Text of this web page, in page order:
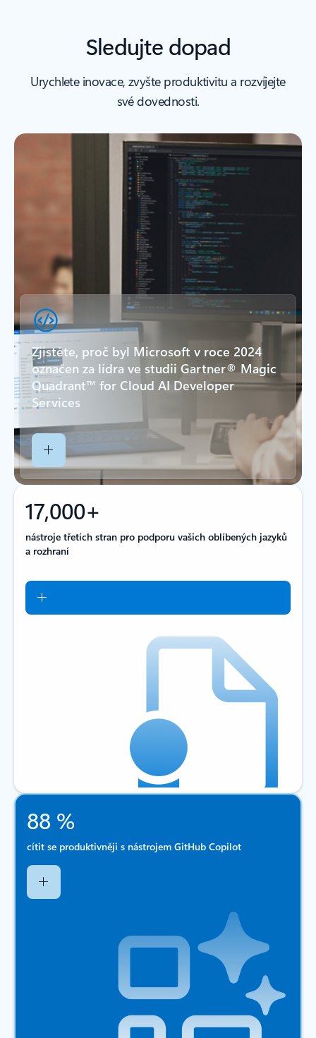
Sledujte dopad
Urychlete inovace, zvyšte produktivitu a rozvíjejte
své dovednosti.
Zjistěte, proč byl Microsoft v roce 2024
označen za lídra ve studii Gartner® Magic
Quadrant™ for Cloud AI Developer
Services
17,000+
nástroje třetích stran pro podporu vašich oblíbených jazyků
a rozhraní
88 %
cítit se produktivněji s nástrojem GitHub Copilot